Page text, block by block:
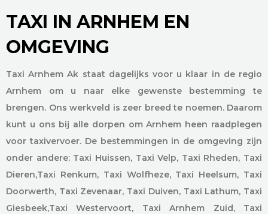
TAXI IN ARNHEM EN
OMGEVING
Taxi Arnhem Ak staat dagelijks voor u klaar in de regio
Arnhem om u naar elke gewenste bestemming te
brengen. Ons werkveld is zeer breed te noemen. Daarom
kunt u ons bij alle dorpen om Arnhem heen raadplegen
voor taxivervoer. De bestemmingen in de omgeving zijn
onder andere: Taxi Huissen, Taxi Velp, Taxi Rheden, Taxi
Dieren,Taxi Renkum, Taxi Wolfheze, Taxi Heelsum, Taxi
Doorwerth, Taxi Zevenaar, Taxi Duiven, Taxi Lathum, Taxi
Giesbeek,Taxi Westervoort, Taxi Arnhem Zuid, Taxi